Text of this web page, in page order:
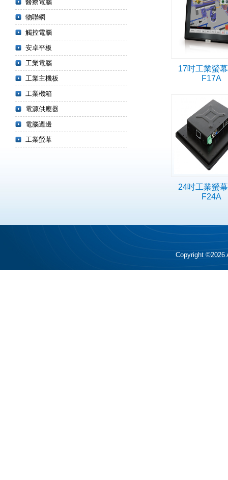
17吋工業螢
F17A
24吋工業螢
F24A
醫療電腦
物聯網
觸控電腦
安卓平板
工業電腦
工業主機板
工業機箱
電源供應器
電腦週邊
工業螢幕
Copyright ©2026